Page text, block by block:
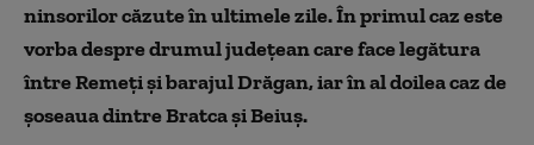
ninsorilor căzute în ultimele zile. În primul caz este
vorba despre drumul județean care face legătura
între Remeți și barajul Drăgan, iar în al doilea caz de
șoseaua dintre Bratca și Beiuș.